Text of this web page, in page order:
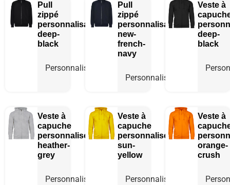
Pull
zippé
personnalisable
deep-
black
Personnaliser
Pull
zippé
personnalisable
new-
french-
navy
Personnaliser
Veste à
deep-
black
Veste à
capuche
personnalisée
heather-
grey
Personnaliser
Veste à
capuche
personnalisée
sun-
yellow
Personnaliser
Veste à
orange-
crush